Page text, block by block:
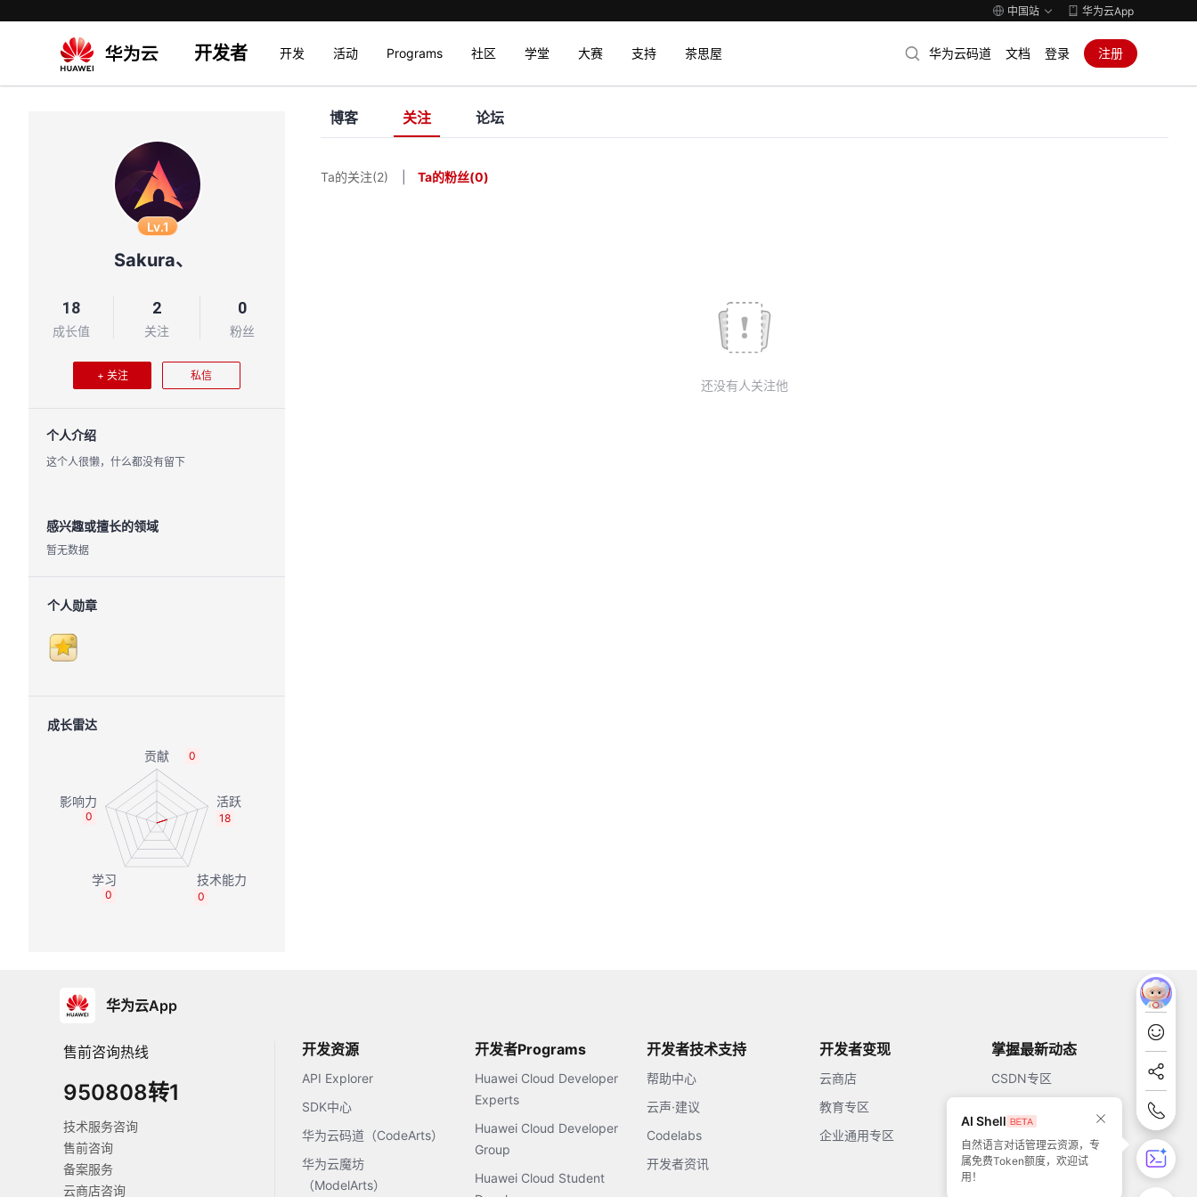
中国站 华为云App
开发者 开发 活动 Programs 社区 学堂 大赛 支持 茶思屋 华为云码道 文档 登录 注册
Lv.1
Sakura、
18
成长值
2
关注
0
粉丝
+ 关注 私信
个人介绍
这个人很懒，什么都没有留下
感兴趣或擅长的领域
暂无数据
个人勋章
成长雷达
0
18
0
0
0
博客 关注 论坛
Ta的关注(2) Ta的粉丝(0)
还没有人关注他
华为云App
售前咨询热线
950808转1
技术服务咨询
售前咨询
备案服务
云商店咨询
开发资源
API Explorer
SDK中心
华为云码道（CodeArts）
华为云魔坊
（ModelArts）
开发者Programs
Huawei Cloud Developer
Experts
Huawei Cloud Developer
Group
Huawei Cloud Student
开发者技术支持
帮助中心
云声·建议
Codelabs
开发者资讯
开发者变现
云商店
教育专区
企业通用专区
掌握最新动态
CSDN专区
51CTO
AI Shell
自然语言对话管理云资源，专
属免费Token额度，欢迎试
用！